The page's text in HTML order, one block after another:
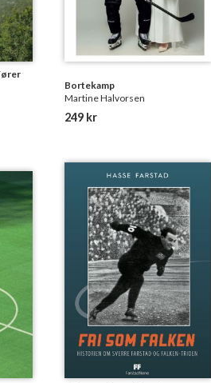
Bortekamp
Martine Halvorsen
249 kr